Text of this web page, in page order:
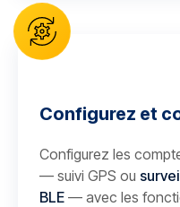
Configurez et
Configurez les
— suivi GPS ou
BLE — avec les